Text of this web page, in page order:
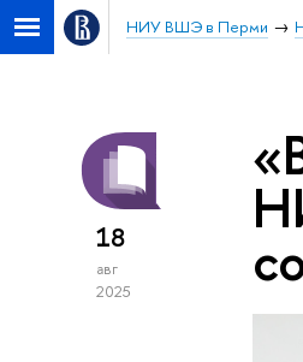
НИУ ВШЭ в Перми
18
авг
2025